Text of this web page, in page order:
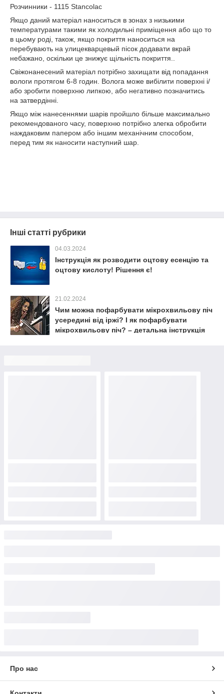
Розчинники - 1115 Stancolac
Якщо даний матеріал наноситься в зонах з низькими
температурами такими як холодильні приміщення або що то
в цьому роді, також, якщо покриття наноситься на
перебувають на улицекварцевый пісок додавати вкрай
небажано, оскільки це знижує щільність покриття..
Свіжонанесений матеріал потрібно захищати від попадання
вологи протягом 6-8 годин. Волога може вибілити поверхні і/
або зробити поверхню липкою, або негативно позначитись
на затвердінні.
Якщо між нанесеннями шарів пройшло більше максимально
рекомендованого часу, поверхню потрібно злегка обробити
наждаковим папером або іншим механічним способом,
перед тим як наносити наступний шар.
Інші статті рубрики
04.03.2024
Інструкція як розводити оцтову есенцію та
оцтову кислоту! Рішення є!
21.02.2024
Чим можна пофарбувати мікрохвильову піч
усередині від іржі? І як пофарбувати
мікрохвильову піч? – детальна інструкція
Про нас